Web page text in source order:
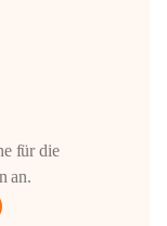
für die
an.